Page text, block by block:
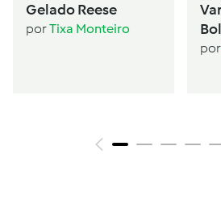
Gelado Reese
porTixa Monteiro
por